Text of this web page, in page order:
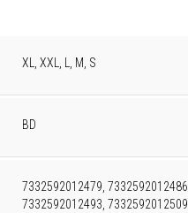
XL, XXL, L, M, S
BD
7332592012479, 7332592012486,
7332592012493, 7332592012509,